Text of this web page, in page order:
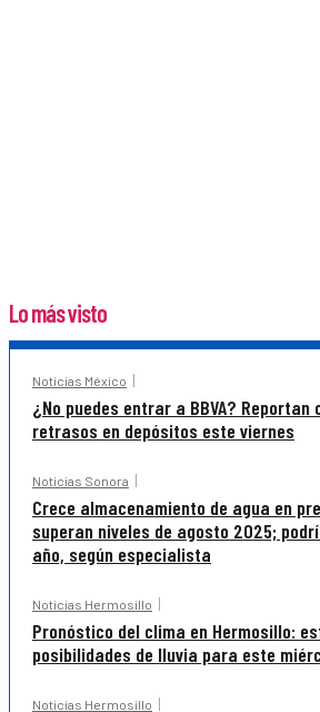
Lo más visto
Noticias México
¿No puedes entrar a BBVA?
retrasos en depósitos este viernes
Noticias Sonora
Crece almacenamiento de agua en
superan niveles de agosto 2025;
año, según especialista
Noticias Hermosillo
Pronóstico del clima en Hermosillo:
posibilidades de lluvia para este
Noticias Hermosillo